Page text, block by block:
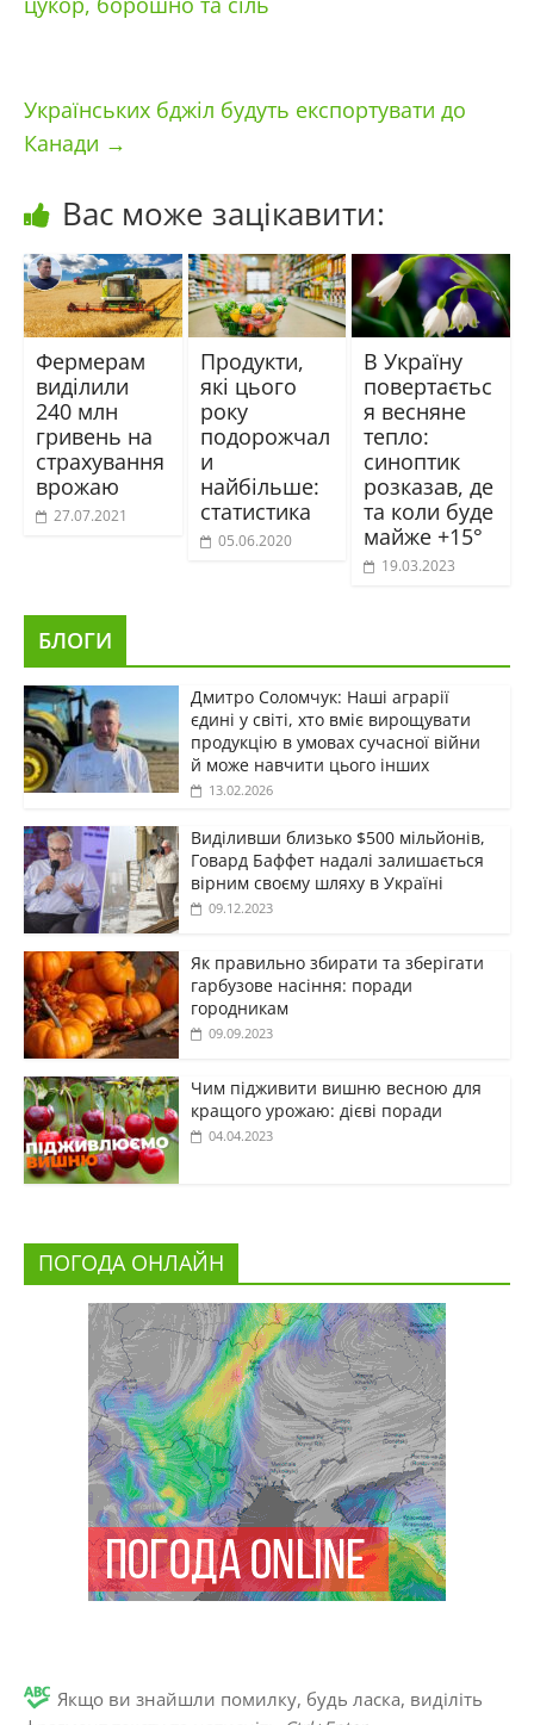
Українських бджіл будуть експортувати до
Канади →
Вас може зацікавити:
Фермерам
виділили
240 млн
гривень на
страхування
врожаю
27.07.2021
Продукти,
які цього
року
подорожчал
и
найбільше:
статистика
05.06.2020
В Україну
повертаєтьс
я весняне
тепло:
синоптик
розказав, де
та коли буде
майже +15°
19.03.2023
БЛОГИ
Дмитро Соломчук: Наші аграрії
єдині у світі, хто вміє вирощувати
продукцію в умовах сучасної війни
й може навчити цього інших
13.02.2026
Виділивши близько $500 мільйонів,
Говард Баффет надалі залишається
вірним своєму шляху в Україні
09.12.2023
Як правильно збирати та зберігати
гарбузове насіння: поради
городникам
09.09.2023
Чим підживити вишню весною для
кращого урожаю: дієві поради
04.04.2023
ПОГОДА ОНЛАЙН
Якщо ви знайшли помилку, будь ласка, виділіть